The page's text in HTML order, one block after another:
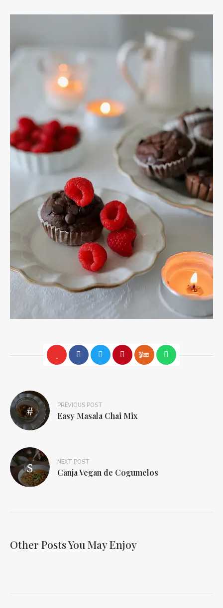
PREVIOUS POST
Easy Masala Chai Mix
NEXT POST
Canja Vegan de Cogumelos
Other Posts You May Enjoy